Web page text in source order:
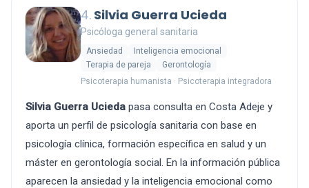
4. Silvia Guerra Ucieda
Psicóloga general sanitaria
Ansiedad
Inteligencia emocional
Terapia de pareja
Gerontología
Psicoterapia humanista · Psicoterapia integradora
Silvia Guerra Ucieda pasa consulta en Costa Adeje y
aporta un perfil de psicología sanitaria con base en
psicología clínica, formación específica en salud y un
máster en gerontología social. En la información pública
aparecen la ansiedad y la inteligencia emocional como